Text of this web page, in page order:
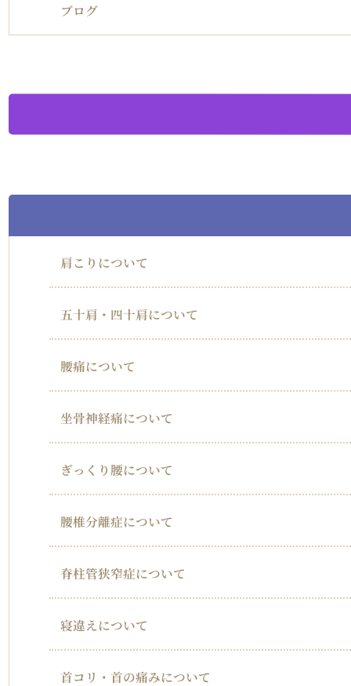
ブログ
肩こりについて
五十肩・四十肩について
腰痛について
坐骨神経痛について
ぎっくり腰について
腰椎分離症について
脊柱管狭窄症について
寝違えについて
首コリ・首の痛みについて